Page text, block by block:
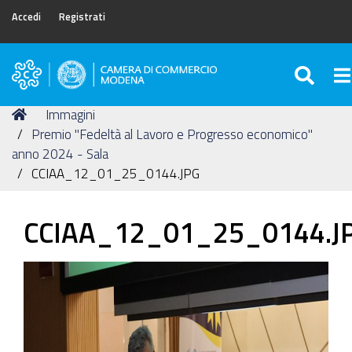
Accedi Registrati
Camera
Commercio
di
Modena
Tu
sei
qui:
Home
Immagini
Premio "Fedeltà al Lavoro e Progresso economico"
anno 2024 - Sala
CCIAA_12_01_25_0144.JPG